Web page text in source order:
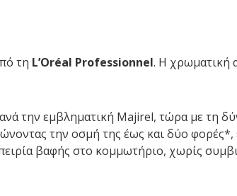
τη L’Oréal Professionnel. Η χρωματική
την εμβληματική Majirel, τώρα με τη
την οσμή της έως και δύο
βαφής στο κομμωτήριο, χωρίς